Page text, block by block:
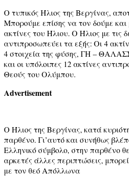
Ο τυπικός Ήλιος της Βεργίνας,
Μπορούμε επίσης να τον δούμε και
ακτίνες του Ήλιου. Ο Ήλιος με τις
αντιπροσωπεύει τα εξής: Οι 4
4 στοιχεία της φύσης, ΓΗ –
και οι υπόλοιπες 12 ακτίνες
Θεούς του Ολύμπου.
Advertisement
Ο Ήλιος της Βεργίνας, κατά
παρθένο. Γι’αυτό και συνήθως
Ελληνικό σύμβολο, στην παρθένο
αρκετές άλλες περιπτώσεις,
με τον θεό Απόλλωνα